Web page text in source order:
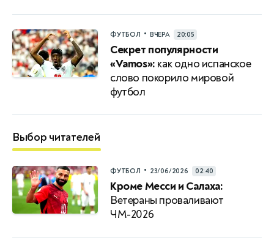
ФУТБОЛ • ВЧЕРА 20:05
Секрет популярности
«Vamos»: как одно испанское
слово покорило мировой
футбол
Выбор читателей
ФУТБОЛ • 23/06/2026 02:40
Кроме Месси и Салаха:
Ветераны проваливают
ЧМ-2026